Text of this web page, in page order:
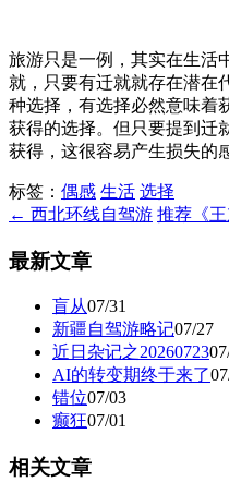
旅游只是一例，其实在生活
就，只要有迁就就存在潜在
种选择，有选择必然意味着
获得的选择。但只要提到迁
获得，这很容易产生损失的
标签： 偶感 生活 选择
← 西北环线自驾游 推荐《
最新文章
盲从07/31
新疆自驾游略记07/27
近日杂记之20260723
AI的转变期终于来了
错位07/03
癫狂07/01
相关文章